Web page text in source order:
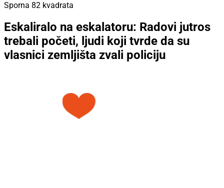
Sporna 82 kvadrata
Eskaliralo na eskalatoru: Radovi jutros
trebali početi, ljudi koji tvrde da su
vlasnici zemljišta zvali policiju